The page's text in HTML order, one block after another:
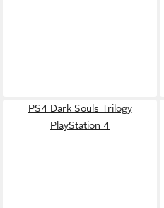
PS4 Dark Souls Trilogy
PlayStation 4